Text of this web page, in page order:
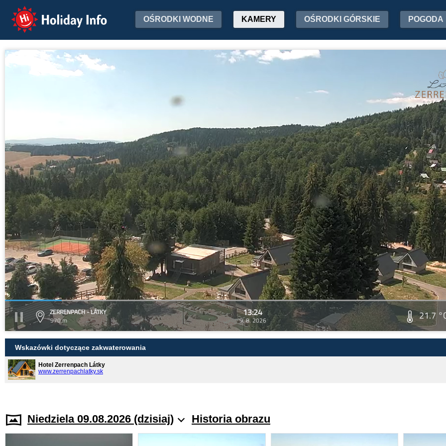
Holiday Info OŚRODKI WODNE KAMERY OŚRODKI GÓRSKIE POGODA
ZERRENPACH - LÁTKY
970 m
13:24
9. 8. 2026 21.7
Wskazówki dotyczące zakwaterowania
Hotel Zerrenpach Látky
www.zerrenpachlatky.sk
Niedziela 09.08.2026 (dzisiaj) Historia obrazu